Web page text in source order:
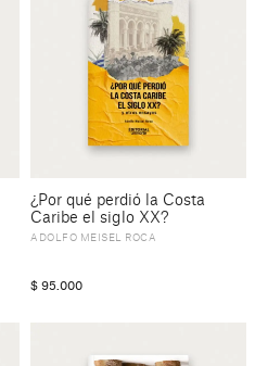
¿Por qué perdió la Costa
Caribe el siglo XX?
ADOLFO MEISEL ROCA
$ 95.000